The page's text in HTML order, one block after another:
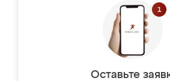
Оставьте